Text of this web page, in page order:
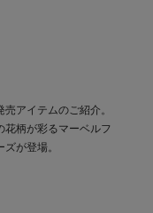
アイテムのご紹介。
花柄が彩るマーベルフ
が登場。